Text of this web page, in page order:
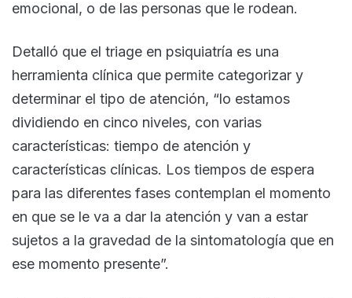
emocional, o de las personas que le rodean.
Detalló que el triage en psiquiatría es una
herramienta clínica que permite categorizar y
determinar el tipo de atención, “lo estamos
dividiendo en cinco niveles, con varias
características: tiempo de atención y
características clínicas. Los tiempos de espera
para las diferentes fases contemplan el momento
en que se le va a dar la atención y van a estar
sujetos a la gravedad de la sintomatología que en
ese momento presente”.